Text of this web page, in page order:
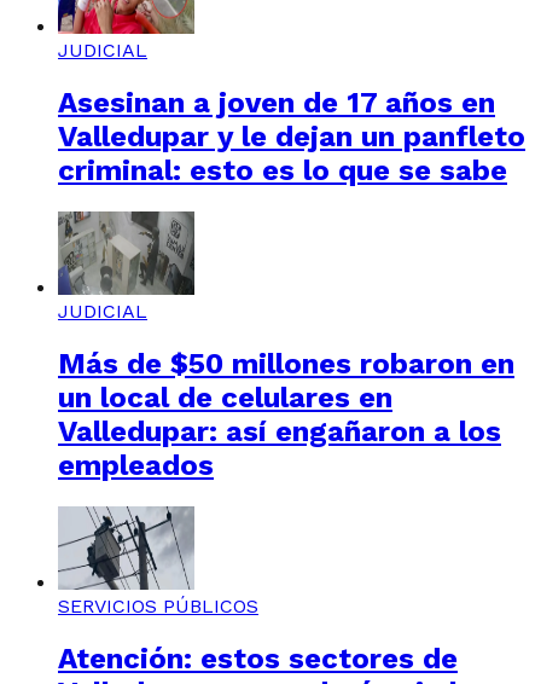
JUDICIAL
Asesinan a joven de 17 años en
Valledupar y le dejan un panfleto
criminal: esto es lo que se sabe
JUDICIAL
Más de $50 millones robaron en
un local de celulares en
Valledupar: así engañaron a los
empleados
SERVICIOS PÚBLICOS
Atención: estos sectores de